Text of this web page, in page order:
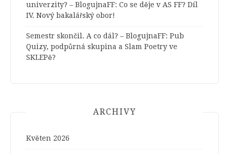
univerzity? – BlogujnaFF: Co se děje v AS FF? Díl
IV. Nový bakalářský obor!
Semestr skončil. A co dál? – BlogujnaFF: Pub
Quizy, podpůrná skupina a Slam Poetry ve
SKLEPě?
ARCHIVY
Květen 2026